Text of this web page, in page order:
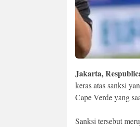
Jakarta,
keras atas sanksi
Cape Verde yang
Sanksi tersebut